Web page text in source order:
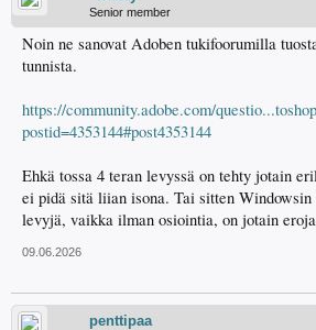
Senior member
Noin ne sanovat Adoben tukifoorumilla
tunnista.
https://community.adobe.com/
postid=4353144#post4353144
Ehkä tossa 4 teran levyssä on tehty jotain
ei pidä sitä liian isona. Tai sitten
levyjä, vaikka ilman osiointia, on jotain
09.06.2026
penttipaa